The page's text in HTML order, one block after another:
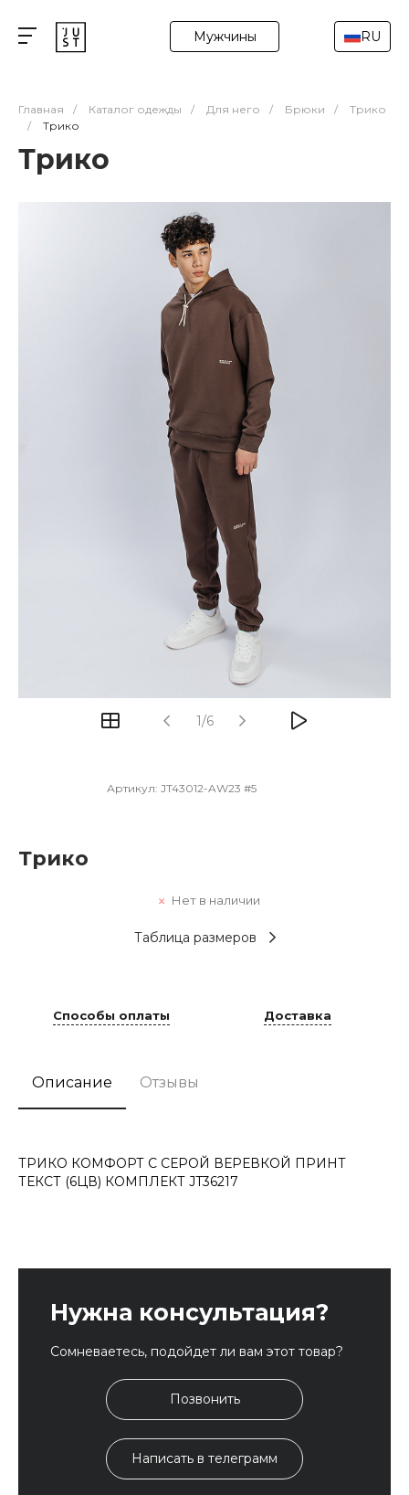
Мужчины RU
Главная / Каталог одежды / Для него / Брюки /
Трико
/
Трико
Трико
1/6
Артикул: JT43012-AW23 #5
Трико
Нет в наличии
Таблица размеров
Способы оплаты Доставка
Описание Отзывы
ТРИКО КОМФОРТ С СЕРОЙ ВЕРЕВКОЙ ПРИНТ
ТЕКСТ (6ЦВ) КОМПЛЕКТ JT36217
Нужна консультация?
Сомневаетесь, подойдет ли вам этот товар?
Позвонить
Написать в телеграмм